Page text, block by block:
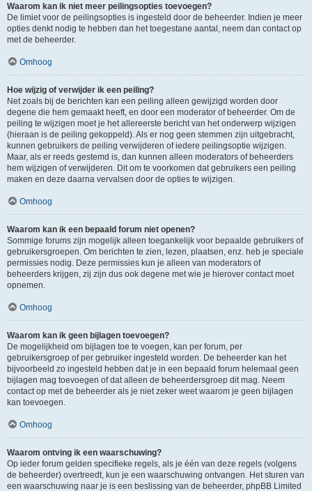
Waarom kan ik niet meer peilingsopties toevoegen?
De limiet voor de peilingsopties is ingesteld door de beheerder. Indien je meer
opties denkt nodig te hebben dan het toegestane aantal, neem dan contact op
met de beheerder.
Omhoog
Hoe wijzig of verwijder ik een peiling?
Net zoals bij de berichten kan een peiling alleen gewijzigd worden door
degene die hem gemaakt heeft, en door een moderator of beheerder. Om de
peiling te wijzigen moet je het allereerste bericht van het onderwerp wijzigen
(hieraan is de peiling gekoppeld). Als er nog geen stemmen zijn uitgebracht,
kunnen gebruikers de peiling verwijderen of iedere peilingsoptie wijzigen.
Maar, als er reeds gestemd is, dan kunnen alleen moderators of beheerders
hem wijzigen of verwijderen. Dit om te voorkomen dat gebruikers een peiling
maken en deze daarna vervalsen door de opties te wijzigen.
Omhoog
Waarom kan ik een bepaald forum niet openen?
Sommige forums zijn mogelijk alleen toegankelijk voor bepaalde gebruikers of
gebruikersgroepen. Om berichten te zien, lezen, plaatsen, enz. heb je speciale
permissies nodig. Deze permissies kun je alleen van moderators of
beheerders krijgen, zij zijn dus ook degene met wie je hierover contact moet
opnemen.
Omhoog
Waarom kan ik geen bijlagen toevoegen?
De mogelijkheid om bijlagen toe te voegen, kan per forum, per
gebruikersgroep of per gebruiker ingesteld worden. De beheerder kan het
bijvoorbeeld zo ingesteld hebben dat je in een bepaald forum helemaal geen
bijlagen mag toevoegen of dat alleen de beheerdersgroep dit mag. Neem
contact op met de beheerder als je niet zeker weet waarom je geen bijlagen
kan toevoegen.
Omhoog
Waarom ontving ik een waarschuwing?
Op ieder forum gelden specifieke regels, als je één van deze regels (volgens
de beheerder) overtreedt, kun je een waarschuwing ontvangen. Het sturen van
een waarschuwing naar je is een beslissing van de beheerder, phpBB Limited